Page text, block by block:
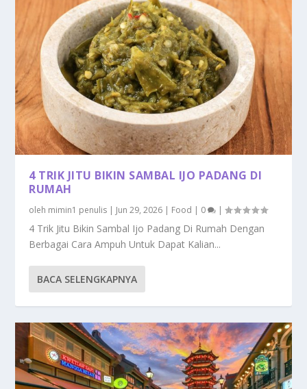
4 TRIK JITU BIKIN SAMBAL IJO PADANG DI
RUMAH
oleh mimin1 penulis | Jun 29, 2026 | Food | 0 |
4 Trik Jitu Bikin Sambal Ijo Padang Di Rumah Dengan
Berbagai Cara Ampuh Untuk Dapat Kalian...
BACA SELENGKAPNYA